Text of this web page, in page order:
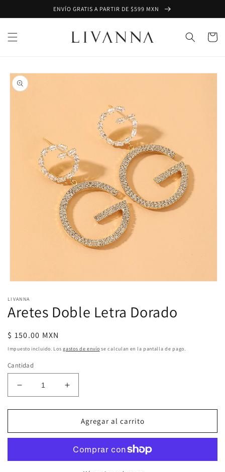
directamente
al contenido
ENVÍO GRATIS A PARTIR DE $599 MXN
Carrito
directamente
a la
información
multimedia
1
en
ventana
modal
LIVANNA
Aretes Doble Letra Dorado
Precio
habitual
$ 150.00 MXN
Impuesto incluido. Losgastos de envío se calculan en la pantalla de pago.
Cantidad
Reducir
cantidad
para
Doble
Aumentar
cantidad
para
Aretes
Doble
Dorado
Agregar al carrito